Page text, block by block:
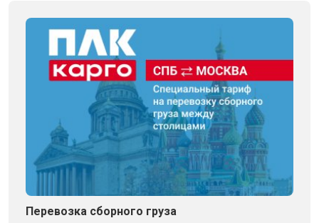
Перевозка сборного груза